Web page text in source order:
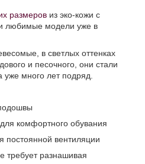
размеров из эко-кожи с
любимые модели уже в
в светлых оттенках
и песочного, они стали
уже много лет подряд.
комфортного обувания
вентиляции
требует разнашивая